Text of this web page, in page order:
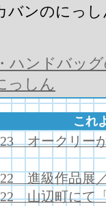
バンのにっし
ハンドバッ
っしん
これ
オークリー
進級作品展
山辺町にて